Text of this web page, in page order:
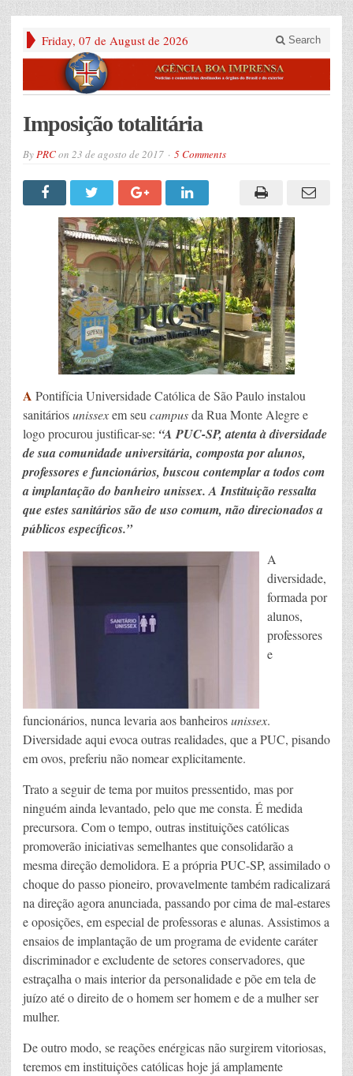
Friday, 07 de August de 2026 Search
Imposição totalitária
ByPRCon 23 de agosto de 2017 5 Comments
A Pontifícia Universidade Católica de São Paulo instalou
sanitáriosunissexem seucampusda Rua Monte Alegre e
logo procurou justificar-se: “A PUC-SP, atenta à diversidade
de sua comunidade universitária, composta por alunos,
professores e funcionários, buscou contemplar a todos com
a implantação do banheiro unissex. A Instituição ressalta
que estes sanitários são de uso comum, não direcionados a
públicos específicos.”
A
diversidade,
formada por
alunos,
professores
e
funcionários, nunca levaria aos banheirosunissex.
Diversidade aqui evoca outras realidades, que a PUC, pisando
em ovos, preferiu não nomear explicitamente.
Trato a seguir de tema por muitos pressentido, mas por
ninguém ainda levantado, pelo que me consta. É medida
precursora. Com o tempo, outras instituições católicas
promoverão iniciativas semelhantes que consolidarão a
mesma direção demolidora. E a própria PUC-SP, assimilado o
choque do passo pioneiro, provavelmente também radicalizará
na direção agora anunciada, passando por cima de mal-estares
e oposições, em especial de professoras e alunas. Assistimos a
ensaios de implantação de um programa de evidente caráter
discriminador e excludente de setores conservadores, que
estraçalha o mais interior da personalidade e põe em tela de
juízo até o direito de o homem ser homem e de a mulher ser
mulher.
De outro modo, se reações enérgicas não surgirem vitoriosas,
teremos em instituições católicas hoje já amplamente